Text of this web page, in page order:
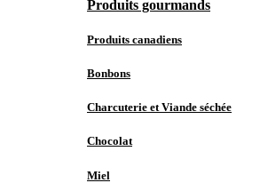
Produits gourmands
Produits canadiens
Bonbons
Charcuterie et Viande séchée
Chocolat
Miel